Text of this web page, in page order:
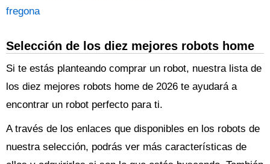
fregona
Selección de los diez mejores robots home
Si te estás planteando comprar un robot, nuestra lista de
los diez mejores robots home de 2026 te ayudará a
encontrar un robot perfecto para ti.
A través de los enlaces que disponibles en los robots de
nuestra selección, podrás ver más características de